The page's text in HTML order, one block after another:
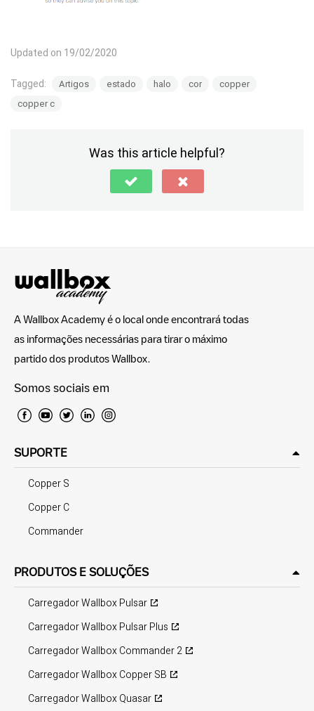
Updated on 19/02/2020
Tagged: Artigos estado halo cor
copper
copper c
Was this article helpful?
A Wallbox Academy é o local onde encontrará todas
as informações necessárias para tirar o máximo
partido dos produtos Wallbox.
Somos sociais em
SUPORTE
Copper S
Copper C
Commander
PRODUTOS E SOLUÇÕES
Carregador Wallbox Pulsar
Carregador Wallbox Pulsar Plus
Carregador Wallbox Commander 2
Carregador Wallbox Copper SB
Carregador Wallbox Quasar